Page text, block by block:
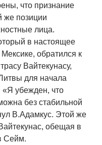
что признание
же позиции
лица.
в настоящее
обратился к
Вайтекунасу,
для начала
«Я убежден, что
без стабильной
В.Адамкус. Этой же
обещая в
Сейм.